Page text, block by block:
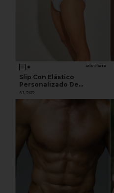
ACROBATA
Slip Con Elástico
Personalizado De
Algodón Y Lycra
Art. 5125